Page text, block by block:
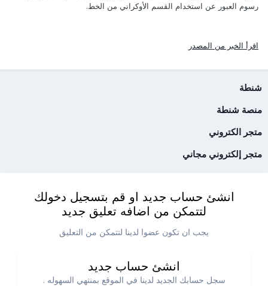
رسوم العبور عن استخدام القسم الأوكراني من الخط.
اقرأ الخبر من المصدر
شنطة
منصة شنطة
متجر الكتروني
متجر إلكتروني مجاني
انشئ حساب جديد او قم بتسجيل دخولك
لتتمكن من اضافه تعليق جديد
يجب ان تكون عضوا لدينا لتتمكن من التعليق
انشئ حساب جديد
سجل حسابك الجديد لدينا في الموقع بمنتهي السهوله .